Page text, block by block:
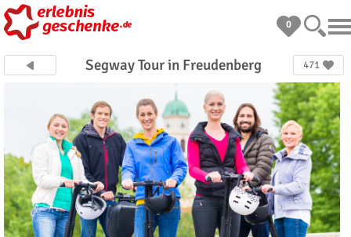
0
Segway Tour in Freudenberg 471